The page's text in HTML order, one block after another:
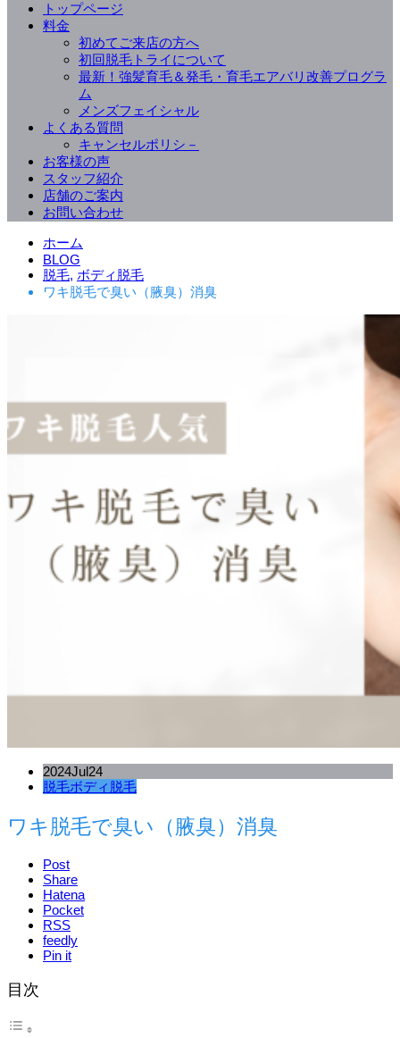
トップページ
料金
初めてご来店の方へ
初回脱毛トライについて
最新！強髪育毛＆発毛・育毛エアバリ改善プログラ
ム
メンズフェイシャル
よくある質問
キャンセルポリシ－
お客様の声
スタッフ紹介
店舗のご案内
お問い合わせ
ホーム
BLOG
脱毛, ボディ脱毛
ワキ脱毛で臭い（腋臭）消臭
2024Jul24
脱毛ボディ脱毛
ワキ脱毛で臭い（腋臭）消臭
Post
Share
Hatena
Pocket
RSS
feedly
Pin it
目次